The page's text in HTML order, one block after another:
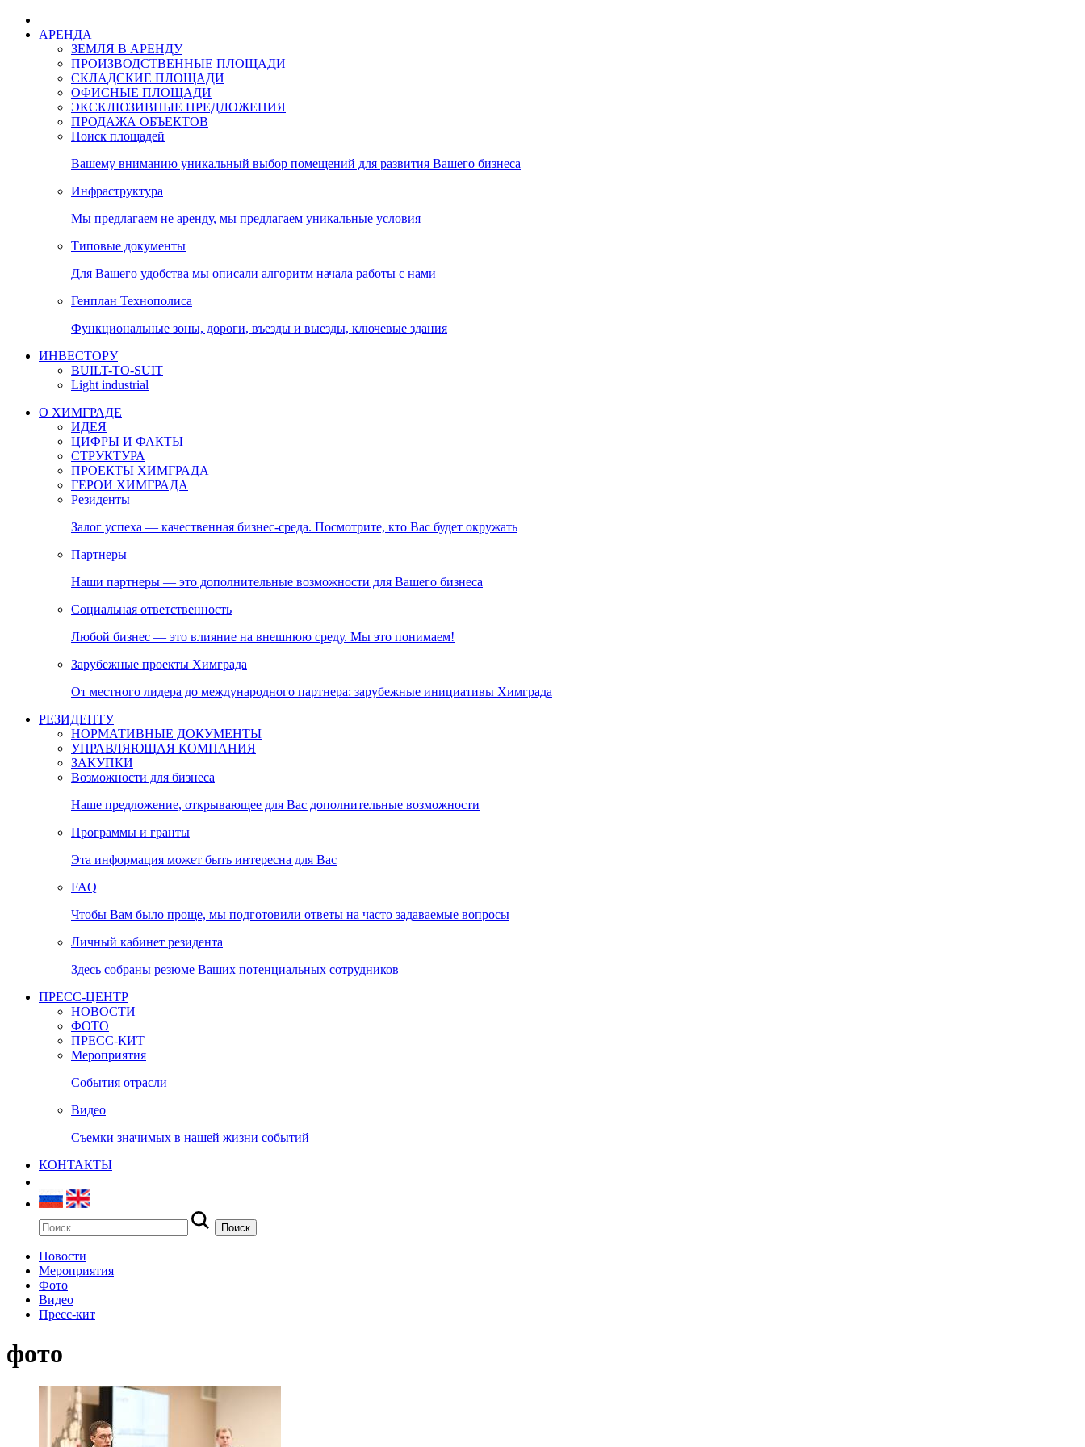
АРЕНДА
ЗЕМЛЯ В АРЕНДУ
ПРОИЗВОДСТВЕННЫЕ ПЛОЩАДИ
СКЛАДСКИЕ ПЛОЩАДИ
ОФИСНЫЕ ПЛОЩАДИ
ЭКСКЛЮЗИВНЫЕ ПРЕДЛОЖЕНИЯ
ПРОДАЖА ОБЪЕКТОВ
Поиск площадей
Вашему вниманию уникальный выбор помещений для развития Вашего бизнеса
Инфраструктура
Мы предлагаем не аренду, мы предлагаем уникальные условия
Типовые документы
Для Вашего удобства мы описали алгоритм начала работы с нами
Генплан Технополиса
Функциональные зоны, дороги, въезды и выезды, ключевые здания
ИНВЕСТОРУ
BUILT-TO-SUIT
Light industrial
О ХИМГРАДЕ
ИДЕЯ
ЦИФРЫ И ФАКТЫ
СТРУКТУРА
ПРОЕКТЫ ХИМГРАДА
ГЕРОИ ХИМГРАДА
Резиденты
Залог успеха — качественная бизнес-среда. Посмотрите, кто Вас будет окружать
Партнеры
Наши партнеры — это дополнительные возможности для Вашего бизнеса
Социальная ответственность
Любой бизнес — это влияние на внешнюю среду. Мы это понимаем!
Зарубежные проекты Химграда
От местного лидера до международного партнера: зарубежные инициативы Химграда
РЕЗИДЕНТУ
НОРМАТИВНЫЕ ДОКУМЕНТЫ
УПРАВЛЯЮЩАЯ КОМПАНИЯ
ЗАКУПКИ
Возможности для бизнеса
Наше предложение, открывающее для Вас дополнительные возможности
Программы и гранты
Эта информация может быть интересна для Вас
FAQ
Чтобы Вам было проще, мы подготовили ответы на часто задаваемые вопросы
Личный кабинет резидента
Здесь собраны резюме Ваших потенциальных сотрудников
ПРЕСС-ЦЕНТР
НОВОСТИ
ФОТО
ПРЕСС-КИТ
Мероприятия
События отрасли
Видео
Съемки значимых в нашей жизни событий
КОНТАКТЫ
Новости
Мероприятия
Фото
Видео
Пресс-кит
фото